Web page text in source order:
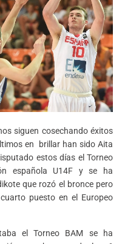
siguen cosechando éxitos
en brillar han sido Aita
estos días el Torneo
española U14F y se ha
que rozó el bronce pero
puesto en el Europeo
el Torneo BAM se ha